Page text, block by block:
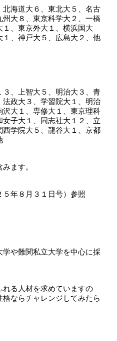
海道大６、東北大５、名古
州大８、東京科学大２、一橋
１、東京外大１、横浜国大
１、神戸大５、広島大２、他
、上智大５、明治大３、青
法政大３、学習院大１、明治
大１、専修大１、東京理科
子大１、同志社大１２、立
学院大５、龍谷大１、京都
ます。
年８月３１日号）参照
や難関私立大学を中心に採
る人材を求めていますの
ならチャレンジしてみたら